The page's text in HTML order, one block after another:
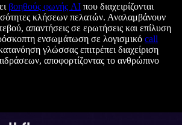
βοηθούς φωνής AI που διαχειρίζονται
κλήσεων πελατών. Αναλαμβάνουν
απαντήσεις σε ερωτήσεις και επίλυση
ενσωμάτωση σε λογισμικό call
γλώσσας επιτρέπει διαχείριση
αποφορτίζοντας το ανθρώπινο